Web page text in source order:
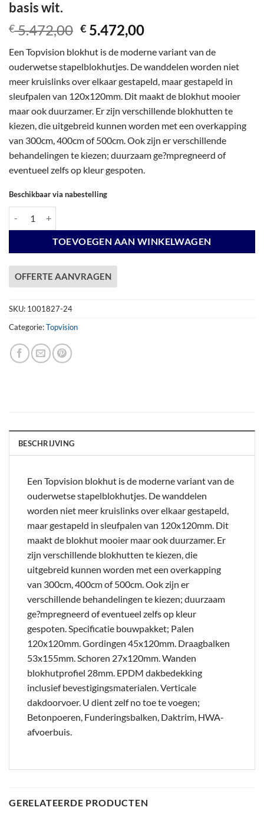
basis wit.
€5.472,00 Oorspronkelijke
was:
€ 5.472,00.
€ 5.472,00Huidige
is:
€ 5.472,00.
Een Topvision blokhut is de moderne variant van de
ouderwetse stapelblokhutjes. De wanddelen worden niet
meer kruislinks over elkaar gestapeld, maar gestapeld in
sleufpalen van 120x120mm. Dit maakt de blokhut mooier
maar ook duurzamer. Er zijn verschillende blokhutten te
kiezen, die uitgebreid kunnen worden met een overkapping
van 300cm, 400cm of 500cm. Ook zijn er verschillende
behandelingen te kiezen; duurzaam ge?mpregneerd of
eventueel zelfs op kleur gespoten.
Beschikbaar via nabestelling
TOEVOEGEN AAN WINKELWAGEN
OFFERTE AANVRAGEN
SKU: 1001827-24
Categorie:Topvision
BESCHRIJVING
Een Topvision blokhut is de moderne variant van de
ouderwetse stapelblokhutjes. De wanddelen
worden niet meer kruislinks over elkaar gestapeld,
maar gestapeld in sleufpalen van 120x120mm. Dit
maakt de blokhut mooier maar ook duurzamer. Er
zijn verschillende blokhutten te kiezen, die
uitgebreid kunnen worden met een overkapping
van 300cm, 400cm of 500cm. Ook zijn er
verschillende behandelingen te kiezen; duurzaam
ge?mpregneerd of eventueel zelfs op kleur
gespoten. Specificatie bouwpakket; Palen
120x120mm. Gordingen 45x120mm. Draagbalken
53x155mm. Schoren 27x120mm. Wanden
blokhutprofiel 28mm. EPDM dakbedekking
inclusief bevestigingsmaterialen. Verticale
dakdoorvoer. U dient zelf no toe te voegen;
Betonpoeren, Funderingsbalken, Daktrim, HWA-
afvoerbuis.
GERELATEERDE PRODUCTEN